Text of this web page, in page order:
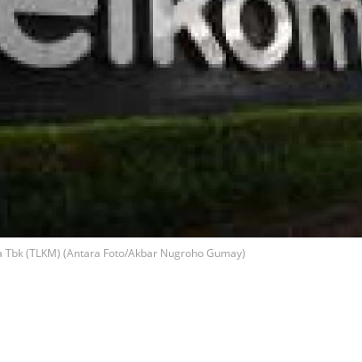
Tbk (TLKM) (Antara Foto/Akbar Nugroho Gumay)